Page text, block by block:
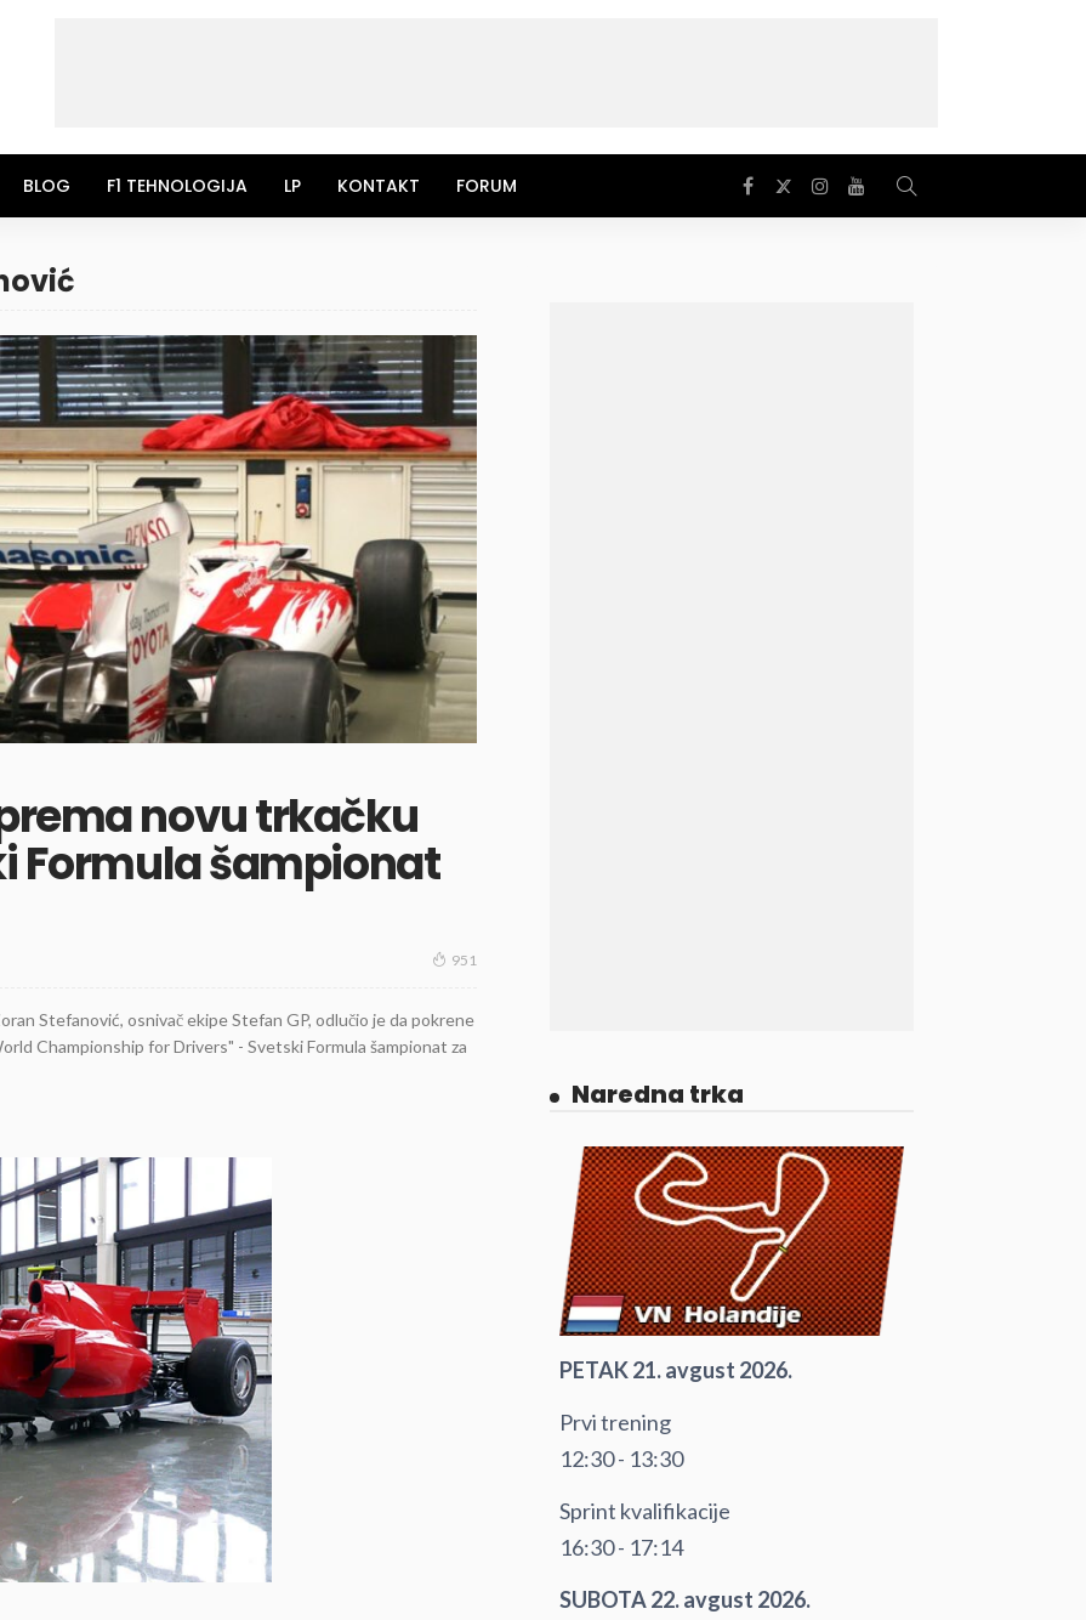
BLOG F1 TEHNOLOGIJA LP KONTAKT FORUM
novu trkačku
Formula šampionat
951
Stefanović, osnivač ekipe Stefan GP, odlučio je da pokrene
Championship for Drivers" - Svetski Formula šampionat za
Naredna trka
PETAK 21. avgust 2026.
Prvi trening
12:30 - 13:30
Sprint kvalifikacije
16:30 - 17:14
SUBOTA 22. avgust 2026.